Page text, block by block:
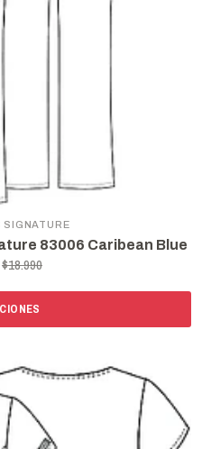
SIGNATURE
83006 Caribean Blue
$18.990